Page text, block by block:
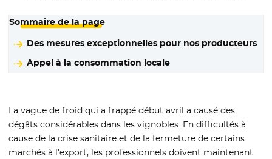
Sommaire de la page
Des mesures exceptionnelles pour nos producteurs
Appel à la consommation locale
La vague de froid qui a frappé début avril a causé des
dégâts considérables dans les vignobles. En difficultés à
cause de la crise sanitaire et de la fermeture de certains
marchés à l’export, les professionnels doivent maintenant